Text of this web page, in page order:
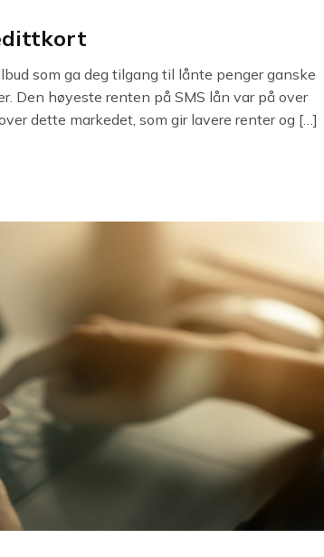
som ga deg tilgang til lånte penger ganske
Den høyeste renten på SMS lån var på over
dette markedet, som gir lavere renter og […]